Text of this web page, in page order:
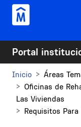
Pasar al contenido
Portal
Inicio Áreas
Oficinas de
Las Viviendas
Requisitos